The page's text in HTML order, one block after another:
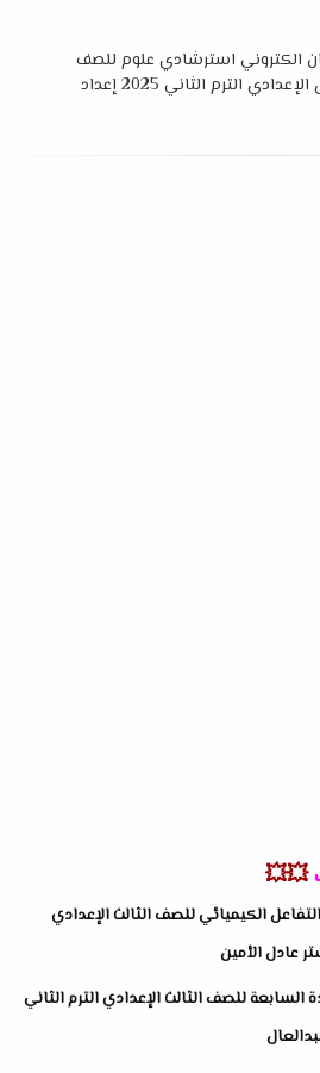
الكتروني استرشادي علوم للصف
الأول الإعدادي الترم الثاني 2025 إعداد
💥💥
الكيميائي للصف الثالث الإعدادي
السابعة للصف الثالث الإعدادي الترم الثاني